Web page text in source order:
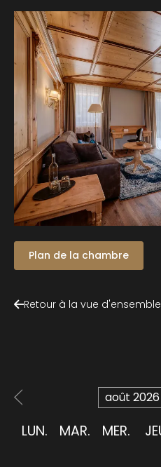
Plan de la chambre
Retour à la vue d'ensemble